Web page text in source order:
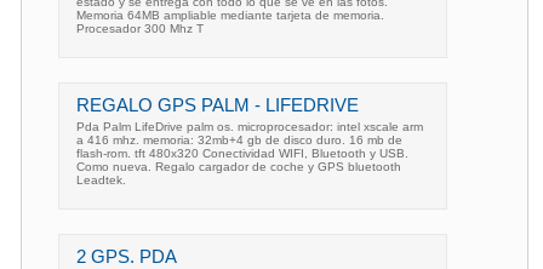
Memoria 64MB ampliable mediante tarjeta de memoria.
Procesador 300 Mhz T
REGALO GPS PALM - LIFEDRIVE
Pda Palm LifeDrive palm os. microprocesador: intel xscale arm
a 416 mhz. memoria: 32mb+4 gb de disco duro. 16 mb de
flash-rom. tft 480x320 Conectividad WIFI, Bluetooth y USB.
Como nueva. Regalo cargador de coche y GPS bluetooth
Leadtek.
2 GPS. PDA